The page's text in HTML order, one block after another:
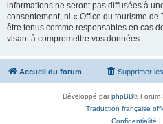
informations ne seront pas diffusées à
consentement, ni « Office du tourisme
être tenus comme responsables en cas
visant à compromettre vos données.
Accueil du forum Supprimer
Développé parphpBB® Forum
Traduction française
Confidentialité |